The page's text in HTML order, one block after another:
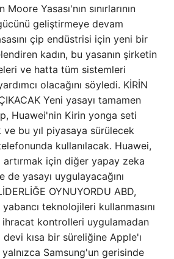
Yasası'nın sınırlarının
geliştirmeye devam
çip endüstrisi için yeni bir
kadın, bu yasanın şirketin
ve hatta tüm sistemleri
olacağını söyledi. KİRİN
Yeni yasayı tamamen
Huawei'nin Kirin yonga seti
bu yıl piyasaya sürülecek
kullanılacak. Huawei,
artırmak için diğer yapay zeka
yasayı uygulayacağını
OYNUYORDU ABD,
teknolojileri kullanmasını
ihracat kontrolleri uygulamadan
kısa bir süreliğine Apple'ı
Samsung'un gerisinde